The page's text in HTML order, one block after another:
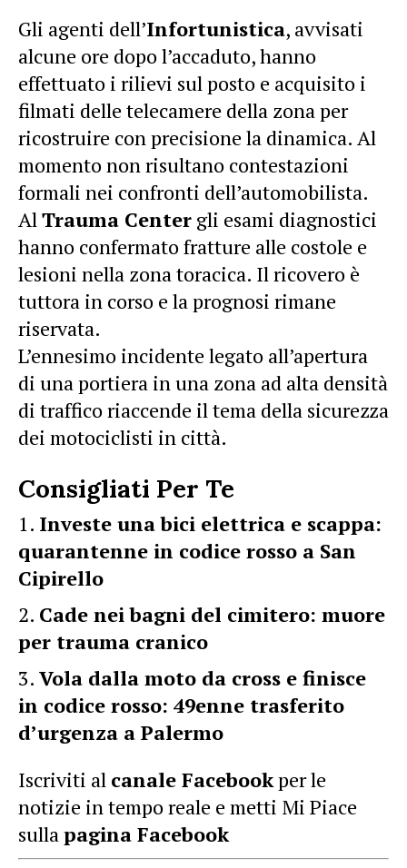
Gli agenti dell’Infortunistica, avvisati
alcune ore dopo l’accaduto, hanno
effettuato i rilievi sul posto e acquisito i
filmati delle telecamere della zona per
ricostruire con precisione la dinamica. Al
momento non risultano contestazioni
formali nei confronti dell’automobilista.
AlTrauma Center gli esami diagnostici
hanno confermato fratture alle costole e
lesioni nella zona toracica. Il ricovero è
tuttora in corso e la prognosi rimane
riservata.
L’ennesimo incidente legato all’apertura
di una portiera in una zona ad alta densità
di traffico riaccende il tema della sicurezza
dei motociclisti in città.
Consigliati Per Te
Investe una bici elettrica e scappa:
quarantenne in codice rosso a San
Cipirello
Cade nei bagni del cimitero: muore
per trauma cranico
Vola dalla moto da cross e finisce
in codice rosso: 49enne trasferito
d’urgenza a Palermo
Iscriviti al canale Facebookper le
notizie in tempo reale e metti Mi Piace
sullapagina Facebook